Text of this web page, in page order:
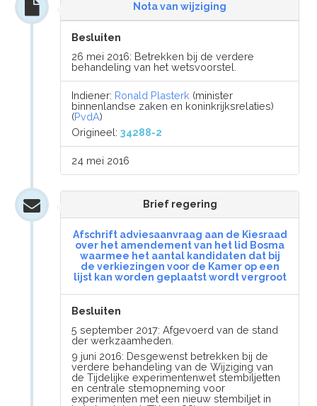
Nota van wijziging
Besluiten
26 mei 2016: Betrekken bij de verdere
behandeling van het wetsvoorstel.
Indiener: Ronald Plasterk (minister
binnenlandse zaken en koninkrijksrelaties)
(PvdA)
Origineel:34288-2
24 mei 2016
Brief regering
Afschrift adviesaanvraag aan de Kiesraad
over het amendement van het lid Bosma
waarmee het aantal kandidaten dat bij
de verkiezingen voor de Kamer op een
lijst kan worden geplaatst wordt vergroot
Besluiten
5 september 2017: Afgevoerd van de stand
der werkzaamheden.
9 juni 2016: Desgewenst betrekken bij de
verdere behandeling van de Wijziging van
de Tijdelijke experimentenwet stembiljetten
en centrale stemopneming voor
experimenten met een nieuw stembiljet in